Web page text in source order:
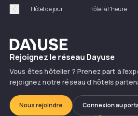
Précédent
Hôtel de jour Hôtel à l'heure
Dayuse
Rejoignez le réseau Dayuse
Vous êtes hôtelier ? Prenez part à
rejoignez notre réseau d’hôtels
Nous rejoindre Connexion au